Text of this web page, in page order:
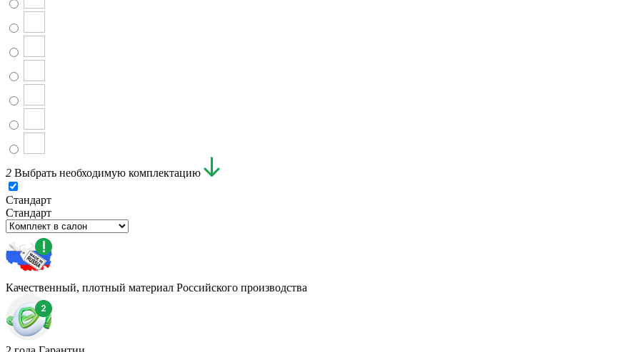
2 Выбрать необходимую комплектацию
Стандарт
Стандарт
Качественный, плотный материал Российского производства